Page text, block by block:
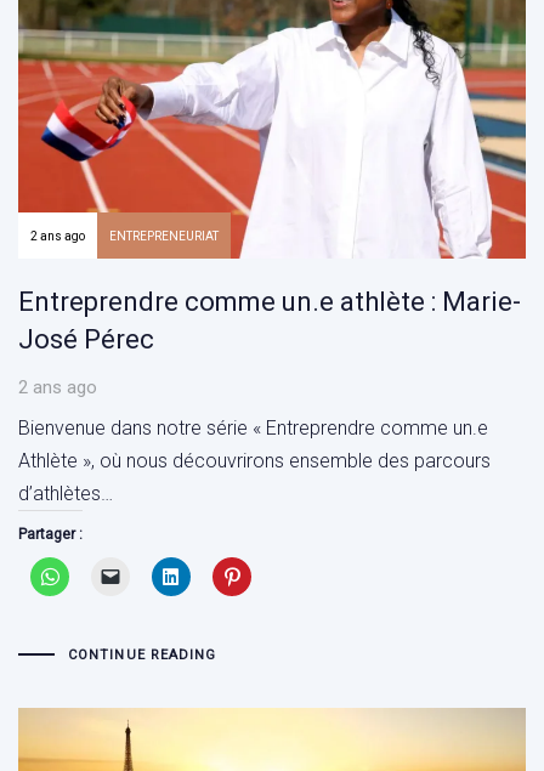
2 ans ago ENTREPRENEURIAT
Entreprendre comme un.e athlète : Marie-
José Pérec
2 ans ago
Bienvenue dans notre série « Entreprendre comme un.e
Athlète », où nous découvrirons ensemble des parcours
d’athlètes…
Partager :
CONTINUE READING